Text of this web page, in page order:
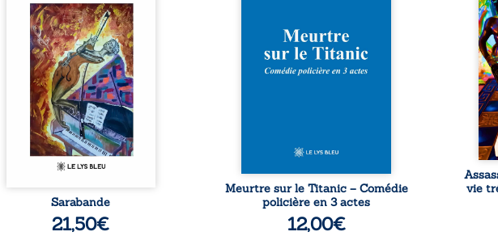
nuits pâles, Dans la clarté
bienveillante de la lune, Rêves,
pensées, révoltes et espoirs…
Des mots s’assemblent, colorés,
rebelles aux règles de la
poésie, mais chantant en
rythme. Ils forment une
sarabande, passionnée souvent,
Sarabande
21,50€
les profondeurs de l’Atlantique.
Sept décennies plus tard, la
découverte de l’épave fait
resurgir un secret que l’on
Meurtre sur le Titanic – Comédie
policière en 3 actes
12,00€
qui
vie